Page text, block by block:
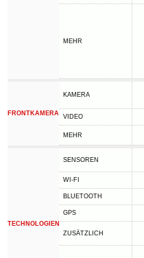
MEHR
FRONTKAMERA
KAMERA
VIDEO
MEHR
TECHNOLOGIEN
SENSOREN
WI-FI
BLUETOOTH
GPS
ZUSÄTZLICH